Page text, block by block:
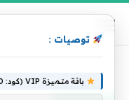
محليات السعودية: تجمع
توصيات :
باقة متميزة VIP (كود: AA26790):